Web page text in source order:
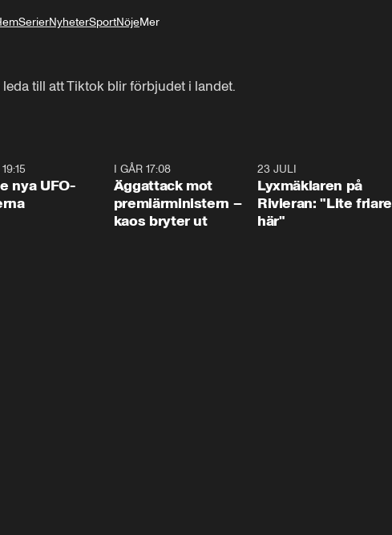
Senaten där har nämligen
SerierNyheterSportNöjeMer
till att Tiktok blir förbjudet i landet.
nya UFO-
I GÅR 17:08
Äggattack mot
premiärministern –
kaos bryter ut
23 JULI
Lyxmäklaren på
Rivieran: "Lite friare
här"